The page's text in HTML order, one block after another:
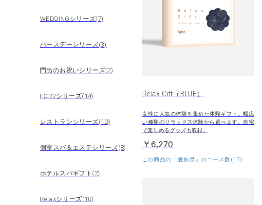
WEDDINGシリーズ(7)
バースデーシリーズ(3)
門出のお祝いシリーズ(2)
FOR2シリーズ(14)
レストランシリーズ(10)
個室スパ＆エステシリーズ(8)
ホテルスパギフト(2)
Relaxシリーズ(10)
Relax Gift（BLUE）
女性に人気の体験を集めた体験ギフト。幅広
い種類のリラックス体験から選べます。自宅
で楽しめるグッズも収録。
￥6,270
この商品の「愛知県」のコース数(17)